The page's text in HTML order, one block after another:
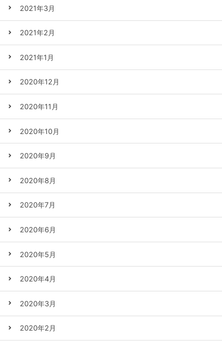
2021年3月
2021年2月
2021年1月
2020年12月
2020年11月
2020年10月
2020年9月
2020年8月
2020年7月
2020年6月
2020年5月
2020年4月
2020年3月
2020年2月